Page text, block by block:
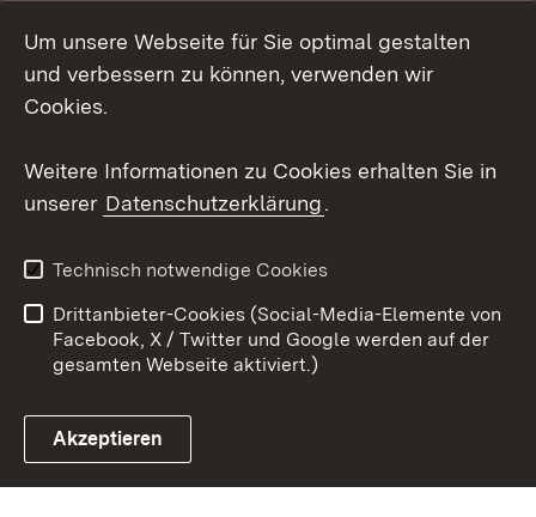
LinkedIn
Link zum Landesportal
Datenschutz
Barrierefreiheit
Impressum
Cookies
Um unsere Webseite für Sie optimal gestalten
und verbessern zu können, verwenden wir
Cookies.
Weitere Informationen zu Cookies erhalten Sie in
unserer Datenschutzerklärung.
Technisch notwendige Cookies
Drittanbieter-Cookies (Social-Media-Elemente von
Facebook, X / Twitter und Google werden auf der
gesamten Webseite aktiviert.)
Akzeptieren